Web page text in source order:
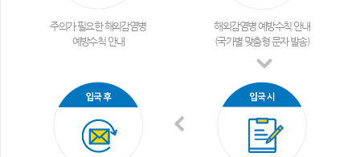
주의가 필요한 해외감염병
예방수칙 안내
해외감염병 예방수칙 안내
(국가별 맞춤형 문자 발송)